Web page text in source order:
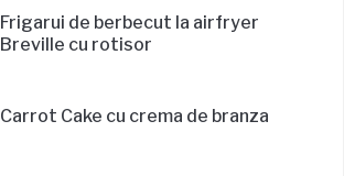
Frigarui de berbecut la airfryer
Breville cu rotisor
Carrot Cake cu crema de branza